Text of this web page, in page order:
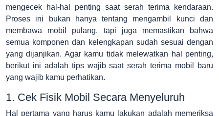
mengecek hal-hal penting saat serah terima kendaraan.
Proses ini bukan hanya tentang mengambil kunci dan
membawa mobil pulang, tapi juga memastikan bahwa
semua komponen dan kelengkapan sudah sesuai dengan
yang dijanjikan. Agar kamu tidak melewatkan hal penting,
berikut ini adalah tips wajib saat serah terima mobil baru
yang wajib kamu perhatikan.
1. Cek Fisik Mobil Secara Menyeluruh
Hal pertama yang harus kamu lakukan adalah memeriksa